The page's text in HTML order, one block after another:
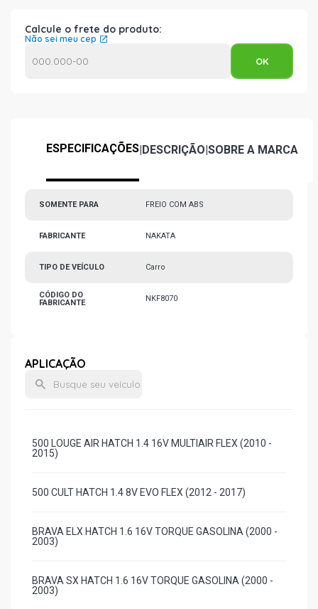
Calcule o frete do produto:
Não sei meu cep
ESPECIFICAÇÕES|DESCRIÇÃO|SOBRE A MARCA
SOMENTE PARA FREIO COM ABS
FABRICANTE NAKATA
TIPO DE VEÍCULO Carro
CÓDIGO DO
FABRICANTE
NKF8070
APLICAÇÃO
500 LOUGE AIR HATCH 1.4 16V MULTIAIR FLEX (2010 -
2015)
500 CULT HATCH 1.4 8V EVO FLEX (2012 - 2017)
BRAVA ELX HATCH 1.6 16V TORQUE GASOLINA (2000 -
2003)
BRAVA SX HATCH 1.6 16V TORQUE GASOLINA (2000 -
2003)